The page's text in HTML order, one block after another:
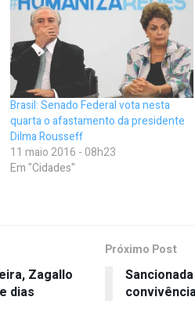
Brasil: Senado Federal vota nesta
quarta o afastamento da presidente
Dilma Rousseff
11 maio 2016 - 08h23
Em "Cidades"
Zagallo
dias
Próximo Post